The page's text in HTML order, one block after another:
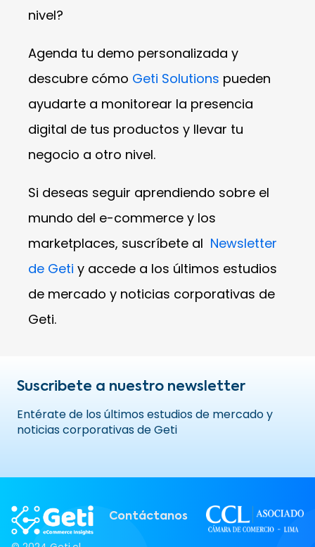
nivel?
Agenda tu demo personalizada y
descubre cómo Geti Solutions pueden
ayudarte a monitorear la presencia
digital de tus productos y llevar tu
negocio a otro nivel.
Si deseas seguir aprendiendo sobre el
mundo del e-commerce y los
marketplaces, suscríbete al Newsletter
de Geti y accede a los últimos estudios
de mercado y noticias corporativas de
Geti.
Suscribete a nuestro newsletter
Entérate de los últimos estudios de mercado y
noticias corporativas de Geti
Contáctanos